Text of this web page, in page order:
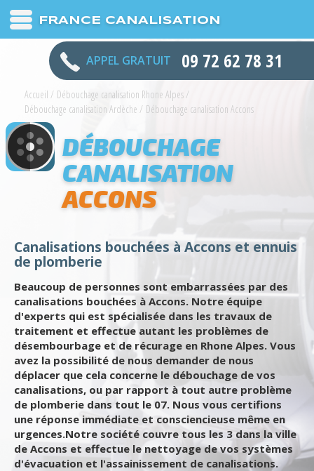
FRANCE CANALISATION
APPEL GRATUIT 09 72 62 78 31
Accueil / Débouchage canalisation Rhone Alpes/
Débouchage canalisation Ardèche / Débouchage canalisation Accons
DÉBOUCHAGE
CANALISATION
ACCONS
Canalisations bouchées à Accons et ennuis
de plomberie
Beaucoup de personnes sont embarrassées par des
canalisations bouchées à Accons. Notre équipe
d'experts qui est spécialisée dans les travaux de
traitement et effectue autant les problèmes de
désembourbage et de récurage en Rhone Alpes. Vous
avez la possibilité de nous demander de nous
déplacer que cela concerne le débouchage de vos
canalisations, ou par rapport à tout autre problème
de plomberie dans tout le 07. Nous vous certifions
une réponse immédiate et consciencieuse même en
urgences.Notre société couvre tous les 3 dans la ville
de Accons et effectue le nettoyage de vos systèmes
d'évacuation et l'assainissement de canalisations.